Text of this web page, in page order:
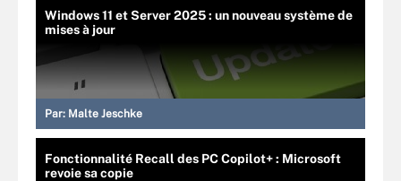
Windows 11 et Server 2025 : un nouveau système de
mises à jour
Par: Malte Jeschke
Fonctionnalité Recall des PC Copilot+ : Microsoft
revoie sa copie